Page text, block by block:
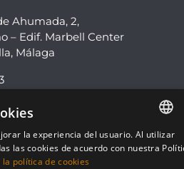
Ahumada, 2,
– Edif. Marbell Center
Málaga
Monteros
ENGLISH
la experiencia del usuario. Al utilizar
las cookies de acuerdo con nuestra
política de cookies